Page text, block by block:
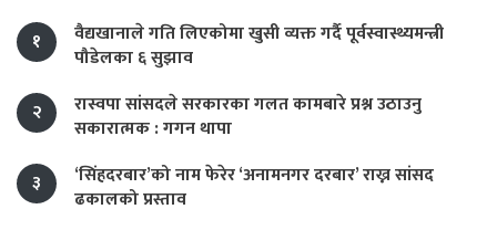
१
वैद्यखानाले गति लिएकोमा खुसी व्यक्त गर्दै पूर्वस्वास्थ्यमन्त्री
पौडेलका ६ सुझाव
२
रास्वपा सांसदले सरकारका गलत कामबारे प्रश्न उठाउनु
सकारात्मक : गगन थापा
३
‘सिंहदरबार’को नाम फेरेर ‘अनामनगर दरबार’ राख्न सांसद
ढकालको प्रस्ताव